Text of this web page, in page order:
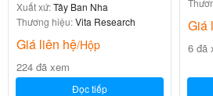
Xuất xứ:Tây Ban Nha
Thương hiệu:Vita Research
Giá liên hệ/Hộp
224 đã xem
Đọc tiếp
Giá
6 đã